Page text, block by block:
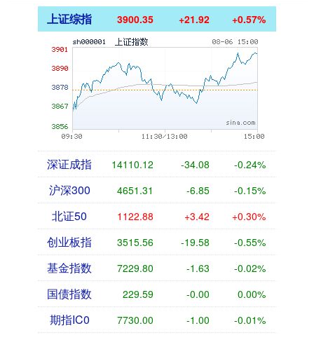
上证综指 3900.35 +21.92 +0.57%
深证成指 14110.12 -34.08 -0.24%
沪深300 4651.31 -6.85 -0.15%
北证50 1122.88 +3.42 +0.30%
创业板指 3515.56 -19.58 -0.55%
基金指数 7229.80 -1.63 -0.02%
国债指数 229.59 -0.00 0.00%
期指IC0 7730.00 -1.00 -0.01%